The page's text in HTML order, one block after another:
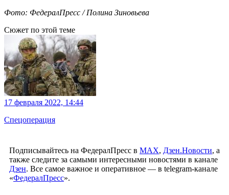
Фото: ФедералПресс / Полина Зиновьева
Сюжет по этой теме
17 февраля 2022, 14:44
Спецоперация
Подписывайтесь на ФедералПресс в МАХ, Дзен.Новости, а
также следите за самыми интересными новостями в канале
Дзен. Все самое важное и оперативное — в telegram-канале
«ФедералПресс».